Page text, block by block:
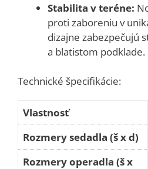
Stabilita v teréne:
proti zaboreniu v
dizajne zabezpečujú
a blatistom podklade.
Technické špecifikácie:
Vlastnosť
Rozmery sedadla (š x d)
Rozmery operadla (š x